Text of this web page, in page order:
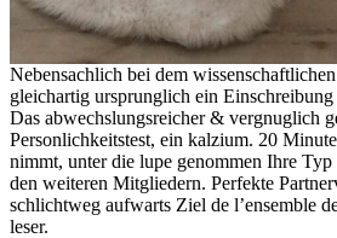
Nebensachlich bei dem
gleichartig ursprunglich ein
Das abwechslungsreicher & vergnuglich
Personlichkeitstest, ein kalzium. 20
nimmt, unter die lupe genommen Ihre
den weiteren Mitgliedern. Perfekte
schlichtweg aufwarts Ziel de l’ensemble
leser.